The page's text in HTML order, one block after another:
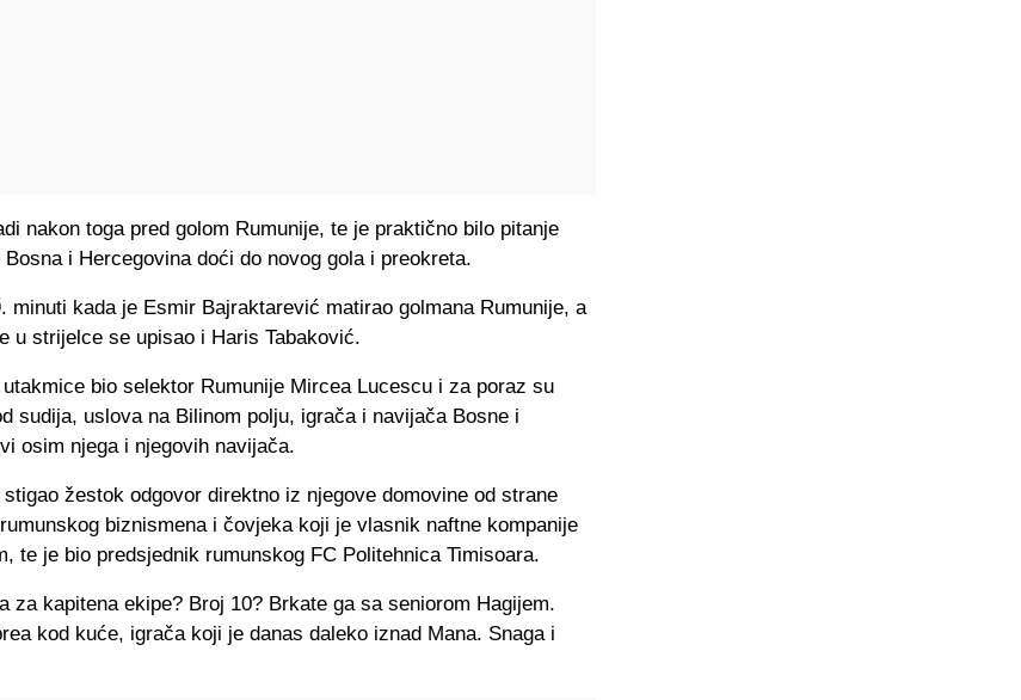
nakon toga pred golom Rumunije, te je praktično bilo pitanje
i Hercegovina doći do novog gola i preokreta.
minuti kada je Esmir Bajraktarević matirao golmana Rumunije, a
u strijelce se upisao i Haris Tabaković.
bio selektor Rumunije Mircea Lucescu i za poraz su
sudija, uslova na Bilinom polju, igrača i navijača Bosne i
osim njega i njegovih navijača.
žestok odgovor direktno iz njegove domovine od strane
biznismena i čovjeka koji je vlasnik naftne kompanije
te je bio predsjednik rumunskog FC Politehnica Timisoara.
za kapitena ekipe? Broj 10? Brkate ga sa seniorom Hagijem.
kod kuće, igrača koji je danas daleko iznad Mana. Snaga i